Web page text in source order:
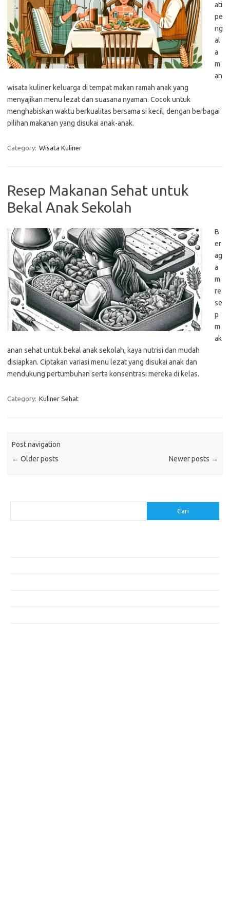
ati
pe
ng
al
a
m
an
wisata kuliner keluarga di tempat makan ramah anak yang
menyajikan menu lezat dan suasana nyaman. Cocok untuk
menghabiskan waktu berkualitas bersama si kecil, dengan berbagai
pilihan makanan yang disukai anak-anak.
Category: Wisata Kuliner
Resep Makanan Sehat untuk
Bekal Anak Sekolah
B
er
ag
a
m
re
se
p
m
ak
anan sehat untuk bekal anak sekolah, kaya nutrisi dan mudah
disiapkan. Ciptakan variasi menu lezat yang disukai anak dan
mendukung pertumbuhan serta konsentrasi mereka di kelas.
Category: Kuliner Sehat
Post navigation
← Older posts Newer posts →
Cari